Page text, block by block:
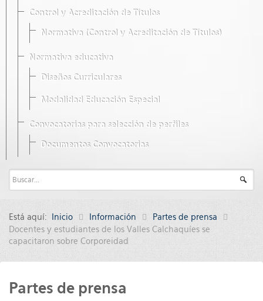
Control y Acreditación de Títulos
Normativa (Control y Acreditación de Títulos)
Normativa educativa
Diseños Curriculares
Modalidad Educación Especial
Convocatorias para selección de perfiles
Documentos Convocatorias
Está aquí: Inicio Información
Partes de prensa
Docentes y estudiantes de los Valles Calchaquíes se
capacitaron sobre Corporeidad
Partes de prensa